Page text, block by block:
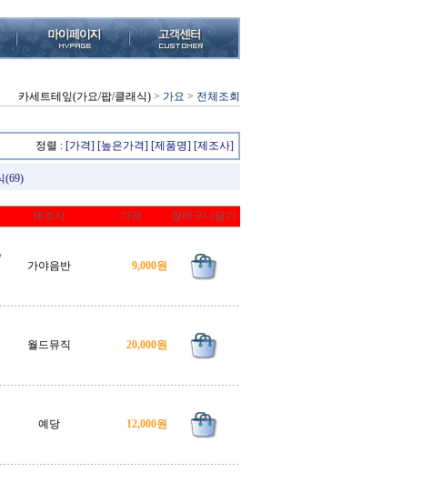
카세트테잎(가요/팝/클래식) > 가요 > 전체조회
정렬 : [가격] [높은가격] [제품명] [제조사]
(69)
제조사 가격 장바구니담기
가야음반 9,000원
월드뮤직 20,000원
예당 12,000원